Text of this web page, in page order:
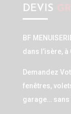
DEVIS
BF
dans l’isère,
Demandez
fenêtres,
garage… sans